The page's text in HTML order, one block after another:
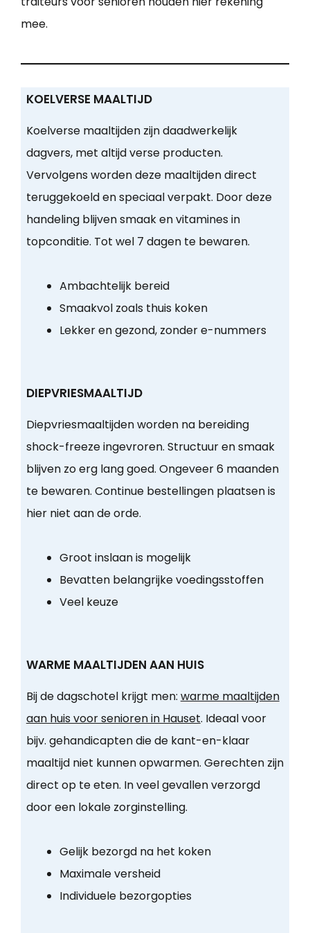
mee.
KOELVERSE MAALTIJD
Koelverse maaltijden zijn daadwerkelijk
dagvers, met altijd verse producten.
Vervolgens worden deze maaltijden direct
teruggekoeld en speciaal verpakt. Door deze
handeling blijven smaak en vitamines in
topconditie. Tot wel 7 dagen te bewaren.
Ambachtelijk bereid
Smaakvol zoals thuis koken
Lekker en gezond, zonder e-nummers
DIEPVRIESMAALTIJD
Diepvriesmaaltijden worden na bereiding
shock-freeze ingevroren. Structuur en smaak
blijven zo erg lang goed. Ongeveer 6 maanden
te bewaren. Continue bestellingen plaatsen is
hier niet aan de orde.
Groot inslaan is mogelijk
Bevatten belangrijke voedingsstoffen
Veel keuze
WARME MAALTIJDEN AAN HUIS
Bij de dagschotel krijgt men: warme maaltijden
aan huis voor senioren in Hauset. Ideaal voor
bijv. gehandicapten die de kant-en-klaar
maaltijd niet kunnen opwarmen. Gerechten zijn
direct op te eten. In veel gevallen verzorgd
door een lokale zorginstelling.
Gelijk bezorgd na het koken
Maximale versheid
Individuele bezorgopties